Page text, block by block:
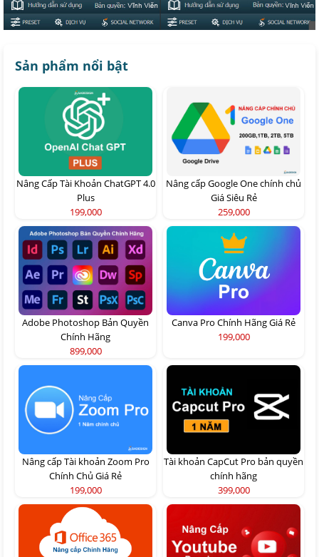
Sản phẩm nổi bật
Nâng Cấp Tài Khoản ChatGPT 4.0
Plus
199,000
Nâng cấp Google One chính chủ
Giá Siêu Rẻ
259,000
Adobe Photoshop Bản Quyền
Chính Hãng
899,000
Canva Pro Chính Hãng Giá Rẻ
199,000
Nâng cấp Tài khoản Zoom Pro
Chính Chủ Giá Rẻ
199,000
Tài khoản CapCut Pro bản quyền
chính hãng
399,000